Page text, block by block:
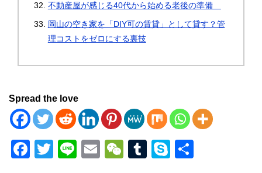
不動産屋が感じる40代から始める老後の準備
岡山の空き家を「DIY可の賃貸」として貸す？管
理コストをゼロにする裏技
Spread the love
F
T
Li
E
W
T
S